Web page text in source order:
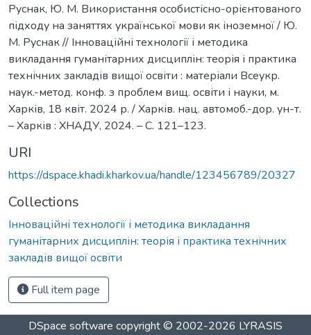
Руснак, Ю. М. Використання особистісно-орієнтованого
підходу на заняттях української мови як іноземної / Ю.
М. Руснак // Інноваційні технології і методика
викладання гуманітарних дисциплін: теорія і практика
технічних закладів вищої освіти : матеріали Всеукр.
наук.-метод. конф. з проблем вищ. освіти і науки, м.
Харків, 18 квіт. 2024 р. / Харків. нац. автомоб.-дор. ун-т.
– Харків : ХНАДУ, 2024. – C. 121–123.
URI
https://dspace.khadi.kharkov.ua/handle/123456789/20327
Collections
Інноваційні технології і методика викладання
гуманітарних дисциплін: теорія і практика технічних
закладів вищої освіти
Full item page
DSpace software copyright © 2002-2026 LYRASIS